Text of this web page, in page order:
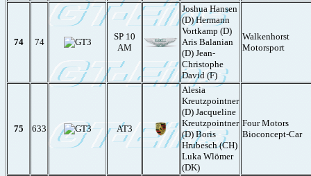
74 74
SP 10
AM
Joshua Hansen
(D) Hermann
Vortkamp (D)
Aris Balanian
(D) Jean-
Christophe
David (F)
Walkenhorst
Motorsport
75 633 AT3
Alesia
Kreutzpointner
(D) Jacqueline
Kreutzpointner
(D) Boris
Hrubesch (CH)
Luka Wlömer
(DK)
Four Motors
Bioconcept-Car